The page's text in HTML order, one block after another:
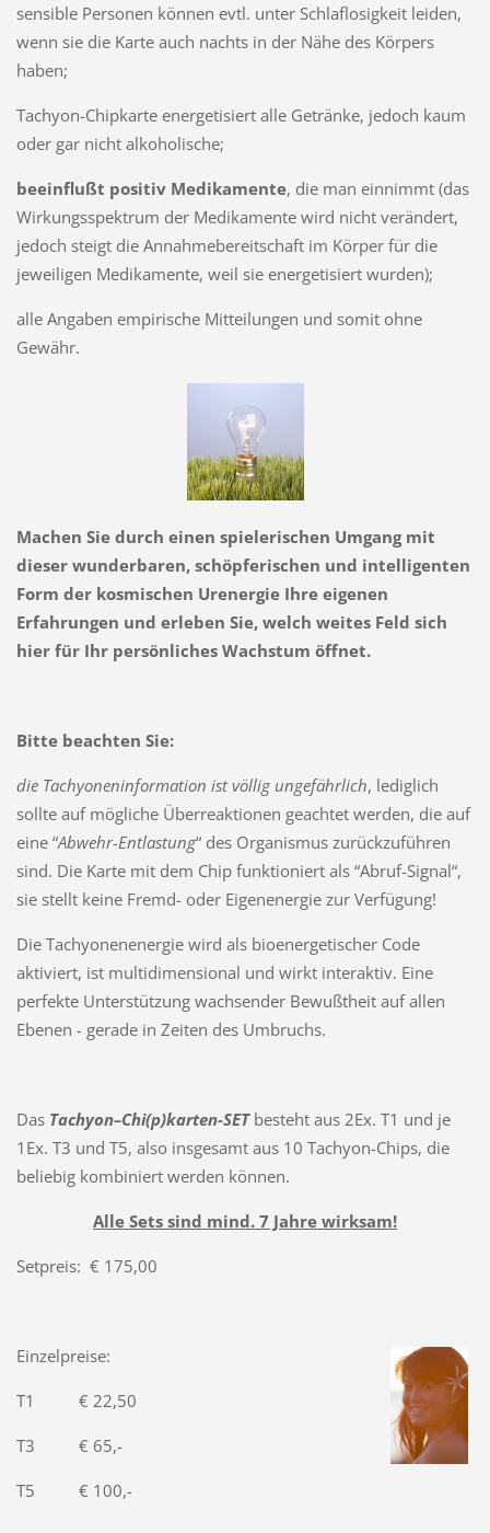
sensible Personen kön­nen evtl. unter Schlaflo­sigkeit leiden,
wenn sie die Karte auch nachts in der Nähe des Körpers
haben;
Tachyon-Chipkarte energetisiert alle Ge­tränke, jedoch kaum
oder gar nicht alkoholische;
beeinflußt positiv Medi­kamente, die man ein­nimmt (das
Wirkungs­spektrum der Medika­mente wird nicht verän­dert,
jedoch steigt die Annahmebereitschaft im Körper für die
jeweiligen Medikamente, weil sie energetisiert wurden);
alle Angaben empirische Mitteilungen und somit ohne
Gewähr.
Machen Sie durch einen spielerischen Umgang mit
dieser wunderbaren, schöpferischen und intelligenten
Form der kosmischen Urenergie Ihre eigenen
Erfahrungen und erleben Sie, welch weites Feld sich
hier für Ihr persönliches Wachstum öffnet.
Bitte beachten Sie:
die Tachyoneninformation ist völlig ungefährlich, lediglich
sollte auf mögliche Überreaktionen geachtet werden, die auf
eine “Abwehr-Entlastung“ des Organismus zurückzufüh­ren
sind. Die Karte mit dem Chip funktioniert als “Abruf-Signal“,
sie stellt keine Fremd- oder Eige­nenergie zur Verfügung!
Die Tachyonenenergie wird als bioenergetischer Code
aktiviert, ist multidimensional und wirkt in­teraktiv. Eine
perfekte Unterstüt­zung wachsender Bewußtheit auf allen
Ebenen - gerade in Zeiten des Um­bruchs.
Das Tachyon–Chi(p)karten-SETbesteht aus 2Ex. T1 und je
1Ex. T3 und T5, also insgesamt aus 10 Tachyon-Chips, die
beliebig kombiniert werden können.
Alle Sets sind mind. 7 Jahre wirksam!
Setpreis: € 175,00
Einzelpreise:
T1 € 22,50
T3 € 65,-
T5 € 100,-